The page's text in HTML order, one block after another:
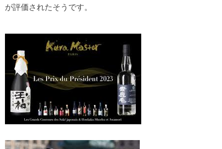
が評価されたそうです。